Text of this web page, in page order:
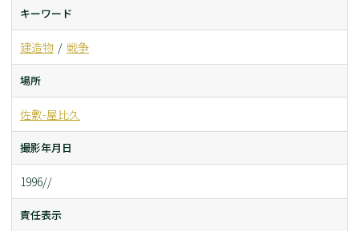
キーワード
建造物 戦争
場所
佐敷-屋比久
撮影年月日
1996//
責任表示